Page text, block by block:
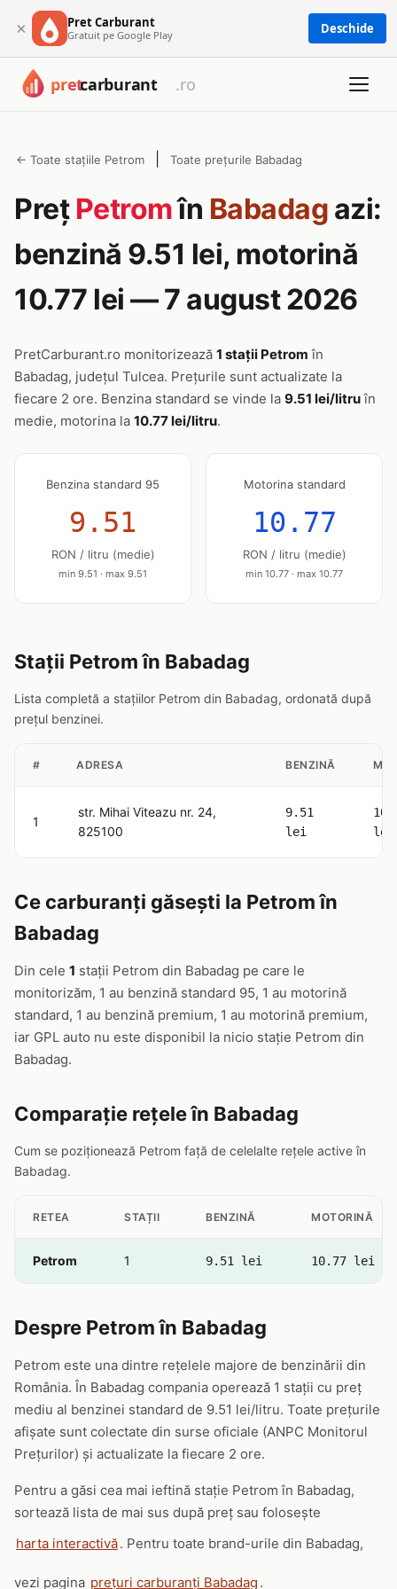
× Pret Carburant
Gratuit pe Google Play Deschide
← Toate stațiile Petrom Toate prețurile Babadag
Preț Petromîn Babadag azi:
benzină 9.51 lei, motorină
10.77 lei — 7 august 2026
PretCarburant.ro monitorizează 1 stații Petrom în
Babadag, județul Tulcea. Prețurile sunt actualizate la
fiecare 2 ore. Benzina standard se vinde la 9.51 lei/litruîn
medie, motorina la 10.77 lei/litru.
Benzina standard 95
9.51
RON / litru (medie)
min 9.51 · max 9.51
Motorina standard
10.77
RON / litru (medie)
min 10.77 · max 10.77
Stații Petrom în Babadag
Lista completă a stațiilor Petrom din Babadag, ordonată după
prețul benzinei.
# ADRESA BENZINĂ
1
str. Mihai Viteazu nr. 24,
825100
9.51
lei
lei
Ce carburanți găsești la Petrom în
Babadag
Din cele 1 stații Petrom din Babadag pe care le
monitorizăm, 1 au benzină standard 95, 1 au motorină
standard, 1 au benzină premium, 1 au motorină premium,
iar GPL auto nu este disponibil la nicio stație Petrom din
Babadag.
Comparație rețele în Babadag
Cum se poziționează Petrom față de celelalte rețele active în
Babadag.
RETEA STAȚII BENZINĂ MOTORINĂ
Petrom 1 9.51 lei 10.77 lei
Despre Petrom în Babadag
Petrom este una dintre rețelele majore de benzinării din
România. În Babadag compania operează 1 stații cu preț
mediu al benzinei standard de 9.51 lei/litru. Toate prețurile
afișate sunt colectate din surse oficiale (ANPC Monitorul
Prețurilor) și actualizate la fiecare 2 ore.
Pentru a găsi cea mai ieftină stație Petrom în Babadag,
sortează lista de mai sus după preț sau folosește
harta interactivă. Pentru toate brand-urile din Babadag,
vezi pagina prețuri carburanți Babadag .